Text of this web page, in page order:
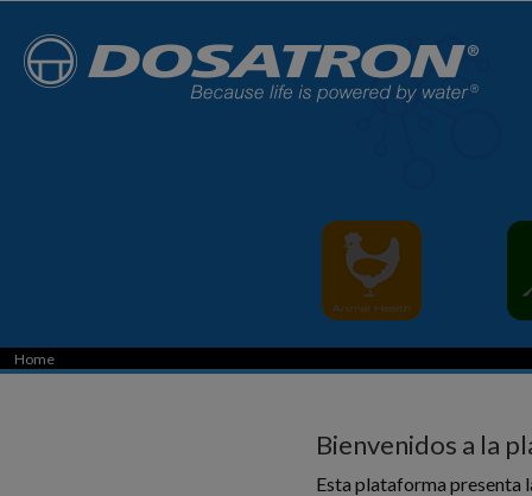
Home
Bienvenidos a la
Esta plataforma presenta